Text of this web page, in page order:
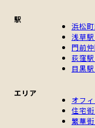
駅
浜松
浅草
門前
荻窪
目黒
エリア
オフ
住宅
繁華